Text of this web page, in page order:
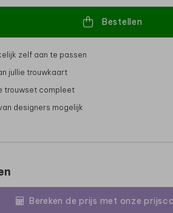
Bestellen
zelf aan te passen
jullie trouwkaart
trouwset compleet
designers mogelijk
Bereken de prijs met onze